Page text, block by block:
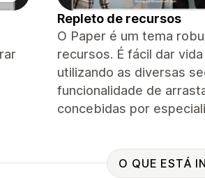
Repleto de recursos
O Paper é um tema
recursos. É fácil dar
utilizando as diversas
funcionalidade de
concebidas por
O QUE ESTÁ